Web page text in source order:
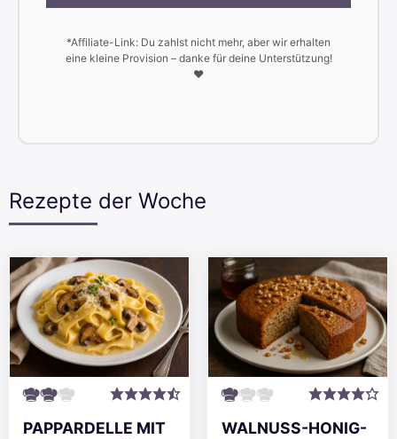
*Affiliate-Link: Du zahlst nicht mehr, aber wir erhalten
eine kleine Provision – danke für deine Unterstützung!
❤️
Rezepte der Woche
PAPPARDELLE MIT
WALNUSS-HONIG-